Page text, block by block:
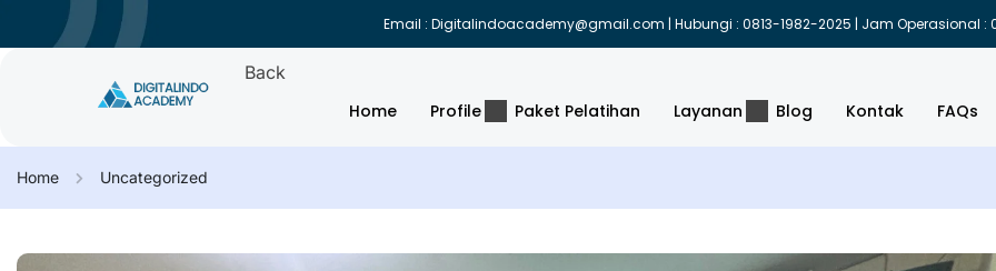
Email : Digitalindoacademy@gmail.com | Hubungi : 0813-1982-2025 | Jam Operasional :
Back
Home
Profile Paket Pelatihan Layanan Blog Kontak FAQs
Home Uncategorized